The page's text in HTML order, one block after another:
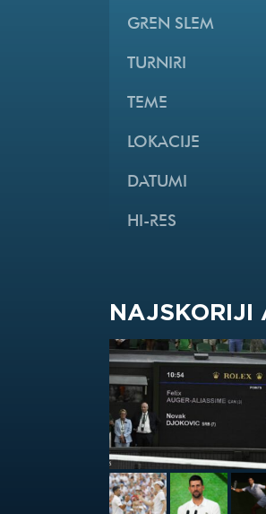
GREN SLEM
TURNIRI
TEME
LOKACIJE
DATUMI
HI-RES
NAJSKORIJI